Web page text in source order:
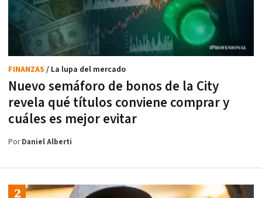
Nuevo semáforo de bonos de la City
revela qué títulos conviene comprar y
cuáles es mejor evitar
FINANZAS / La lupa del mercado
PorDaniel Alberti